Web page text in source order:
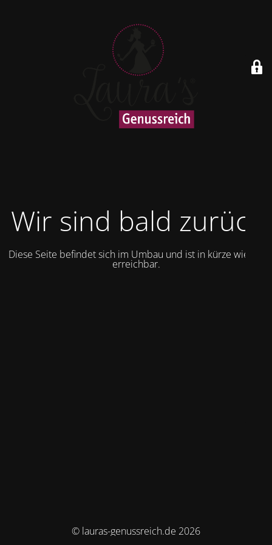
Wir sind bald zurück
Diese Seite befindet sich im Umbau und ist in kürze wieder
erreichbar.
© lauras-genussreich.de 2026